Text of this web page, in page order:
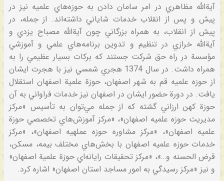
آية‌الله‌ مظاهري‌ در امر سامان‌ دادن‌ به‌ حوزه‌هاي‌ علميه‌ نيز در
پيش‌ و پس‌ از انقلاب‌ خدمات‌ شاياني‌ داشته‌اند. از جمله‌، در
پيش‌ از انقلاب‌، به‌ همراه‌ بزرگاني‌ چون‌ آية‌الله‌ مصباح‌ يزدي‌ و
آية‌الله‌ خرازي‌ در تنظيم‌ و تدوين‌ برنامه‌هاي‌ علمي‌ و آموزشي‌
مؤسسة‌ در راه‌ حق‌ شركت‌ جستند كه‌ بركات‌ بسيار عظيمي‌ را به‌
همراه‌ داشت‌. در سال‌ 1374 هجري‌ شمسي‌ نيز با هجرت‌ ايشان‌
از حوزه‌ علميه‌ قم‌ به‌ شهر اصفهان‌، حوزة‌ علمية‌ اصفهان‌ استقلال‌
يافت‌. در دورة‌ حضور ايشان‌ در اصفهان‌ نيز خدمات‌ فراواني‌ به‌ آن‌
حوزة‌ كهن‌ ارزاني‌ گشته‌ كه‌ از جمله‌ مي‌توان‌ به‌ تأسيس‌ «مركز
مديريت‌ حوزه‌ علميه‌ اصفهان‌»، «مركز آموزش‌هاي‌ تخصصي‌ حوزة‌
علميه‌ اصفهان‌»، «مركز مشاوره‌ حوزه‌ عملهيه‌ اصفهان‌»، «مركز
خدمات‌ حوزه‌ علميه‌ اصفهان‌ با بخش‌هاي‌ مختلف‌ بيمه‌، مسكن‌،
قرض‌ الحسنه‌ و…»، «مركز تحقيقات‌ رايانه‌اي‌ حوزة‌ علمية‌ اصفهان‌»
و نيز «مركز رسيدگي‌ به‌ امور مساجد استان‌ اصفهان‌» اشاره‌ كرد.